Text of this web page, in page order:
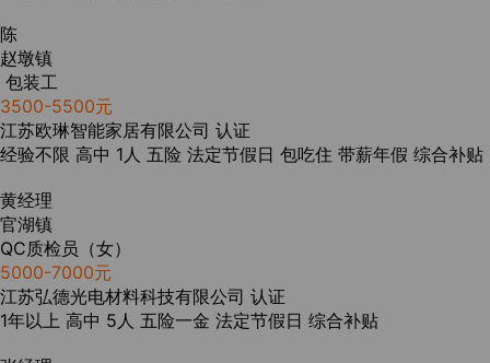
陈
赵墩镇
包装工
3500-5500元
江苏欧琳智能家居有限公司 认证
经验不限 高中 1人 五险 法定节假日 包吃住 带薪年假 综合补贴
黄经理
官湖镇
QC质检员（女）
5000-7000元
江苏弘德光电材料科技有限公司 认证
1年以上 高中 5人 五险一金 法定节假日 综合补贴